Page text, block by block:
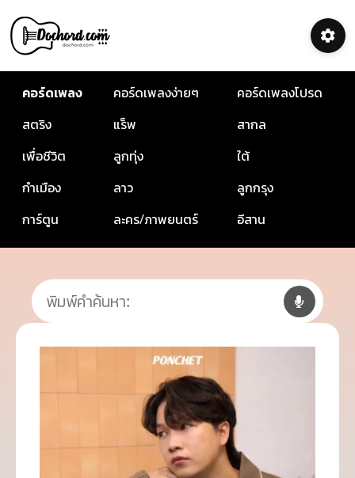
คอร์ดเพลง คอร์ดเพลงง่ายๆ
คอร์ดเพลงโปรด
สตริง
แร็พ
สากล
เพื่อชีวิต
ลูกทุ่ง
ใต้
กำเมือง
ลาว
ลูกกรุง
การ์ตูน
ละคร/ภาพยนตร์ อีสาน